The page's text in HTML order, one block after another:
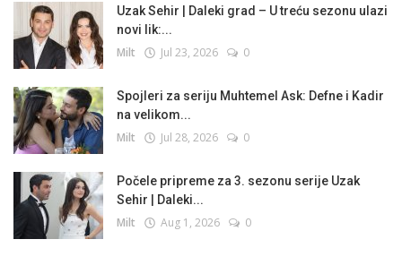
Uzak Sehir | Daleki grad – U treću sezonu ulazi
novi lik:...
Milt Jul 23, 2026 0
Spojleri za seriju Muhtemel Ask: Defne i Kadir
na velikom...
Milt Jul 28, 2026 0
Počele pripreme za 3. sezonu serije Uzak
Sehir | Daleki...
Milt Aug 1, 2026 0